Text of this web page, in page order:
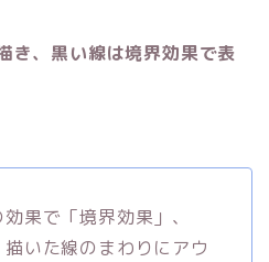
き、黒い線は境界効果で表
果で「境界効果」、
描いた線のまわりにアウ